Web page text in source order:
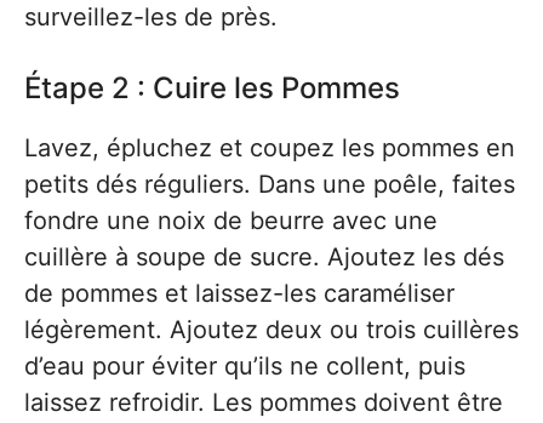
surveillez-les de près.
Étape 2 : Cuire les Pommes
Lavez, épluchez et coupez les pommes en
petits dés réguliers. Dans une poêle, faites
fondre une noix de beurre avec une
cuillère à soupe de sucre. Ajoutez les dés
de pommes et laissez-les caraméliser
légèrement. Ajoutez deux ou trois cuillères
d’eau pour éviter qu’ils ne collent, puis
laissez refroidir. Les pommes doivent être